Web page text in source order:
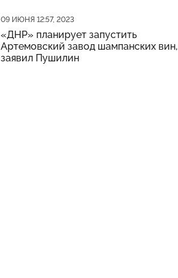
Дата публикации
09 ИЮНЯ 12:57, 2023
«ДНР» планирует запустить
Артемовский завод шампанских вин,
заявил Пушилин